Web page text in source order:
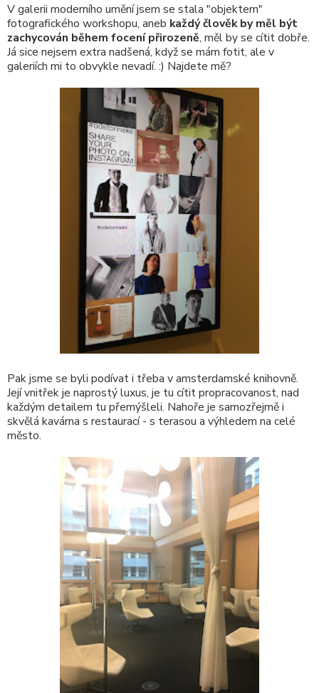
V galerii moderního umění jsem se stala "objektem"
fotografického workshopu, aneb každý člověk by měl být
zachycován během focení přirozeně, měl by se cítit dobře.
Já sice nejsem extra nadšená, když se mám fotit, ale v
galeriích mi to obvykle nevadí. :) Najdete mě?
Pak jsme se byli podívat i třeba v amsterdamské knihovně.
Její vnitřek je naprostý luxus, je tu cítit propracovanost, nad
každým detailem tu přemýšleli. Nahoře je samozřejmě i
skvělá kavárna s restaurací - s terasou a výhledem na celé
město.